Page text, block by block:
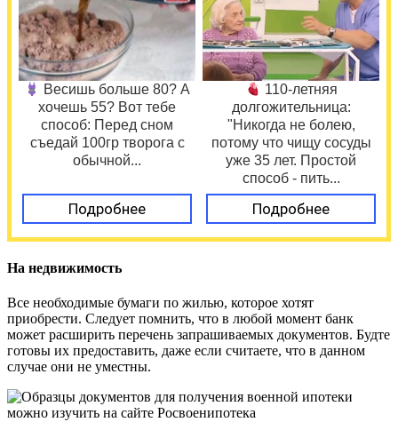
Весишь больше 80? А
хочешь 55? Вот тебе
способ: Перед сном
съедай 100гр творога с
обычной...
Подробнее
110-летняя
долгожительница:
"Никогда не болею,
потому что чищу сосуды
уже 35 лет. Простой
способ - пить...
Подробнее
На недвижимость
Все необходимые бумаги по жилью, которое хотят
приобрести. Следует помнить, что в любой момент банк
может расширить перечень запрашиваемых документов. Будте
готовы их предоставить, даже если считаете, что в данном
случае они не уместны.